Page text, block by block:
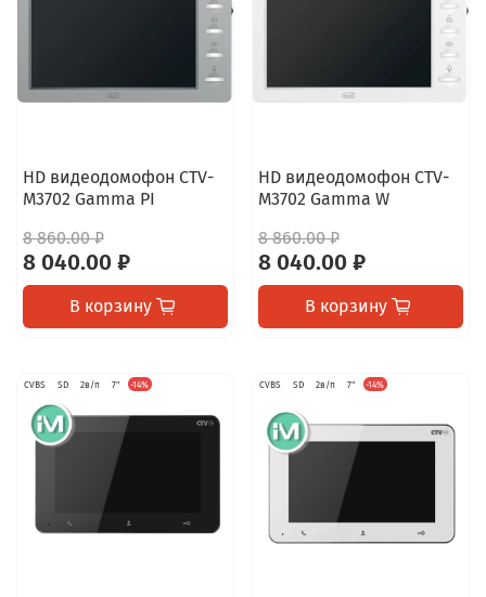
HD видеодомофон CTV-
M3702 Gamma PI
8 860.00 ₽
8 040.00 ₽
В корзину
HD видеодомофон CTV-
M3702 Gamma W
8 860.00 ₽
8 040.00 ₽
В корзину
CVBS SD 2в/п 7" -14% CVBS SD 2в/п 7" -14%